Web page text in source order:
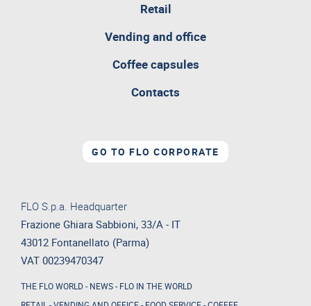
Retail
Vending and officepagina
Coffee capsules
Contacts
GO TO FLO CORPORATE
FLO S.p.a. Headquarter
Frazione Ghiara Sabbioni, 33/A - IT
43012 Fontanellato (Parma)
VAT 00239470347
THE FLO WORLD- NEWS- FLO IN THE WORLD